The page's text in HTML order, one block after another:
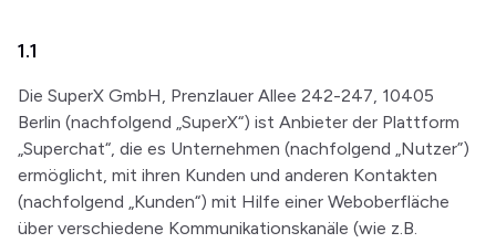
1.1
Die SuperX GmbH, Prenzlauer Allee 242-247, 10405
Berlin (nachfolgend „SuperX“) ist Anbieter der Plattform
„Superchat“, die es Unternehmen (nachfolgend „Nutzer”)
ermöglicht, mit ihren Kunden und anderen Kontakten
(nachfolgend „Kunden“) mit Hilfe einer Weboberfläche
über verschiedene Kommunikationskanäle (wie z.B.